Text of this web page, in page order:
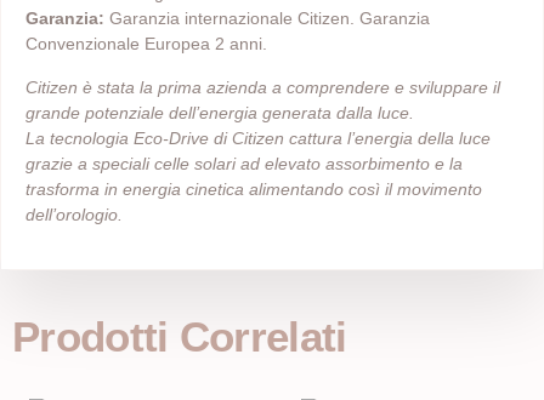
Garanzia: Garanzia internazionale Citizen. Garanzia
Convenzionale Europea 2 anni.
Citizen è stata la prima azienda a comprendere e sviluppare il
grande potenziale dell’energia generata dalla luce.
La tecnologia Eco-Drive di Citizen cattura l’energia della luce
grazie a speciali celle solari ad elevato assorbimento e la
trasforma in energia cinetica alimentando così il movimento
dell’orologio.
Prodotti Correlati